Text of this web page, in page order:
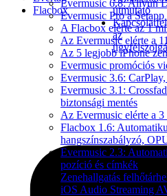
Evermusic 6.8: Aliyun
Evermusic Pro a
A Flacbox elérte az 1
Az Evermusic elérte a
Az 5 legjobb iPhone
Evermusic promóciós
Evermusic 3.6:
Evermusic 3.1:
biztonsági mentés
Az Evermusic elérte a
Flacbox 1.6:
hangszínszabályzó,
Evermusic 2.3:
pozíció és címkék
Zenehallgatás
iOS Audio Streaming
Flacbox
útmutató
az